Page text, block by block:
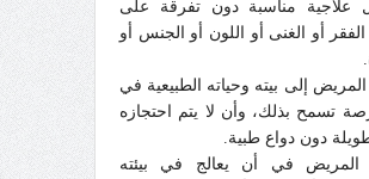
علاجية مناسبة دون تفرقة على
أو الغنى أو اللون أو الجنس أو
إلى بيته وحياته الطبيعية في
تسمح بذلك، وأن لا يتم احتجازه
دون دواع طبية.
في أن يعالج في بيئته